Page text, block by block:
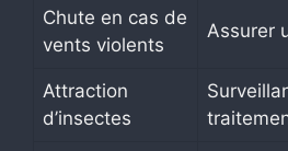
Chute en cas de
vents violents
Assurer
Attraction
d’insectes